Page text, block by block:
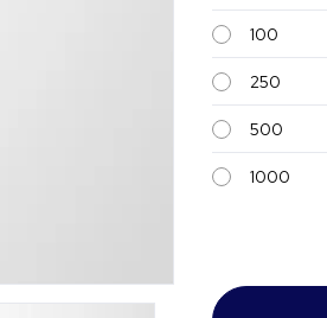
100
250
500
1000